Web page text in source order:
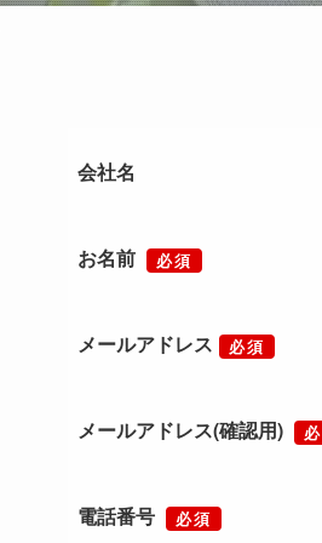
会社名
お名前 必須
メールアドレス 必須
メールアドレス(確認用)
電話番号 必須